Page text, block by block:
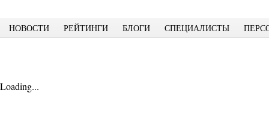
НОВОСТИ РЕЙТИНГИ БЛОГИ СПЕЦИАЛИСТЫ
Loading...